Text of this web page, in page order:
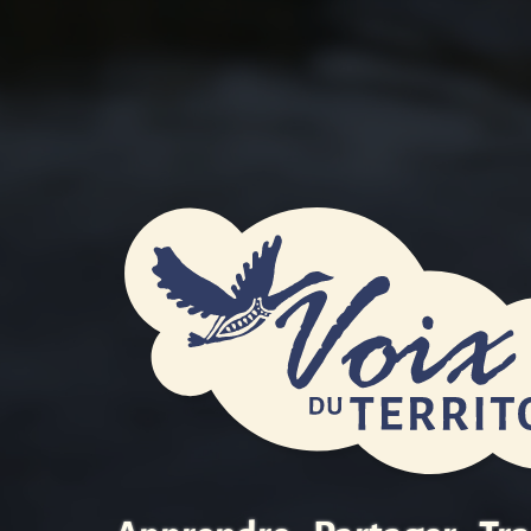
Les
Voix
du